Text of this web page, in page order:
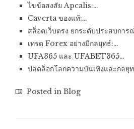
ไขข้อสงสัย Apcalis:…
Caverta ของแท้:…
สล็อตเว็บตรง ยกระดับประสบกา
เทรด Forex อย่างมีกลยุทธ์:…
UFA365 และ UFABET365…
ปลดล็อกโลกความบันเทิงและกล
Posted in Blog